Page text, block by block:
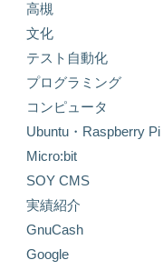
高槻
文化
テスト自動化
プログラミング
コンピュータ
Ubuntu・Raspberry Pi
Micro:bit
SOY CMS
実績紹介
GnuCash
Google